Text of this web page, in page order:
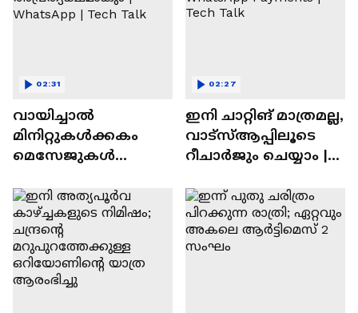
വായിച്ചാൽ
മിനിറ്റുകൾക്കകം
മെസേജുകള്‍
WhatsApp | Tech Talk
02:31
ഇനി ചാറ്റിങ് മാത്രമല്ല,
വാട്‌സ്‌ആപ്പിലൂടെ
റീചാർജും ചെയ്യാം |
Tech Talk
02:27